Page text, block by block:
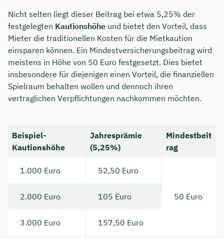
Nicht selten liegt dieser Beitrag bei etwa 5,25% der
festgelegten Kautionshöhe und bietet den Vorteil, dass
Mieter die traditionellen Kosten für die Mietkaution
einsparen können. Ein Mindestversicherungsbeitrag wird
meistens in Höhe von 50 Euro festgesetzt. Dies bietet
insbesondere für diejenigen einen Vorteil, die finanziellen
Spielraum behalten wollen und dennoch ihren
vertraglichen Verpflichtungen nachkommen möchten.
Beispiel-
Kautionshöhe
Jahresprämie
(5,25%)
Mindestbeit
rag
1.000 Euro 52,50 Euro
50 Euro
2.000 Euro 105 Euro
3.000 Euro 157,50 Euro